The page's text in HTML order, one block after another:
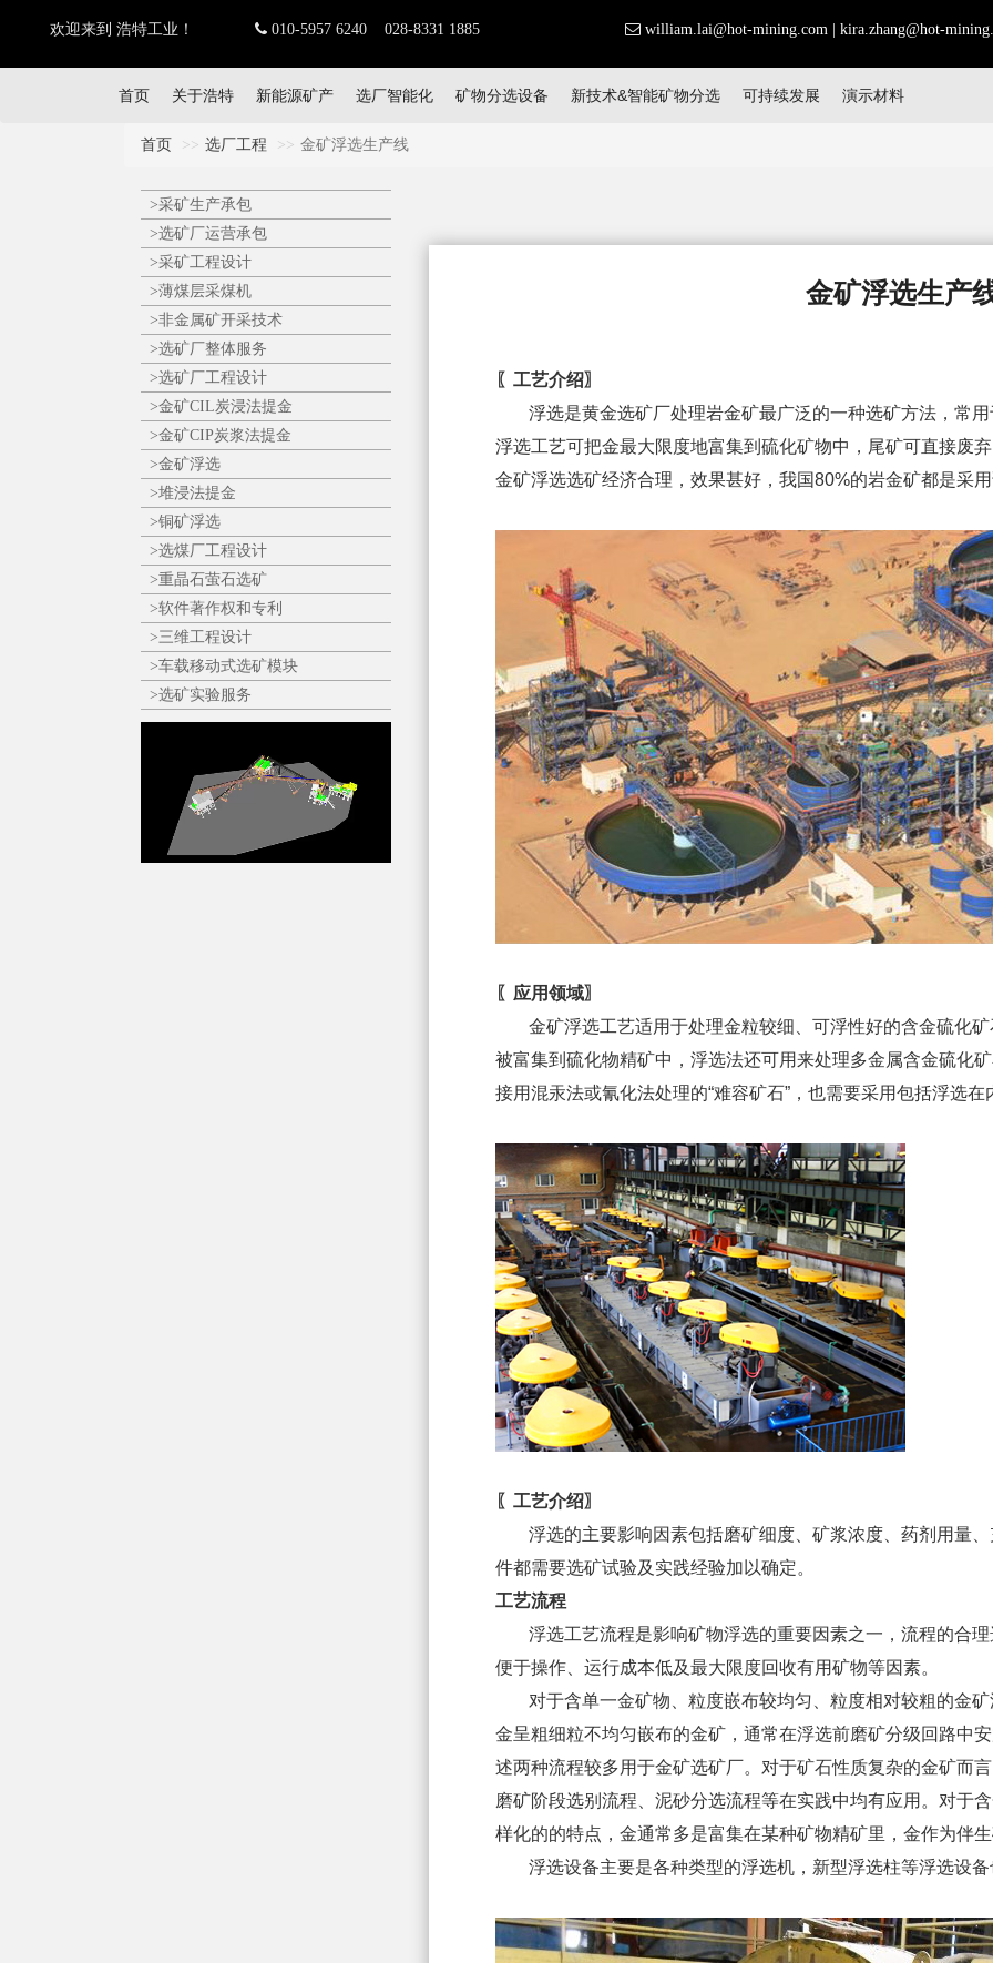
欢迎来到 浩特工业！ 010-5957 6240 028-8331 1885 william.lai@hot-mining.com| kira.zhang@hot-
首页 关于浩特 新能源矿产 选厂智能化 矿物分选设备 新技术&智能矿物分选 可持续发展 演示材料
首页 选厂工程 金矿浮选生产线
>采矿生产承包
>选矿厂运营承包
>采矿工程设计
>薄煤层采煤机
>非金属矿开采技术
>选矿厂整体服务
>选矿厂工程设计
>金矿CIL炭浸法提金
>金矿CIP炭浆法提金
>金矿浮选
>堆浸法提金
>铜矿浮选
>选煤厂工程设计
>重晶石萤石选矿
>软件著作权和专利
>三维工程设计
>车载移动式选矿模块
>选矿实验服务
金矿浮选生产
〖工艺介绍〗
浮选是黄金选矿厂处理岩金矿最广泛的一种选矿方法，常
浮选工艺可把金最大限度地富集到硫化矿物中，尾矿可直接废
金矿浮选选矿经济合理，效果甚好，我国80%的岩金矿都是采
〖应用领域〗
金矿浮选工艺适用于处理金粒较细、可浮性好的含金硫化
被富集到硫化物精矿中，浮选法还可用来处理多金属含金硫化
接用混汞法或氰化法处理的“难容矿石”，也需要采用包括浮选
〖工艺介绍〗
浮选的主要影响因素包括磨矿细度、矿浆浓度、药剂用量
件都需要选矿试验及实践经验加以确定。
工艺流程
浮选工艺流程是影响矿物浮选的重要因素之一，流程的合
便于操作、运行成本低及最大限度回收有用矿物等因素。
对于含单一金矿物、粒度嵌布较均匀、粒度相对较粗的金
金呈粗细粒不均匀嵌布的金矿，通常在浮选前磨矿分级回路中
述两种流程较多用于金矿选矿厂。对于矿石性质复杂的金矿而
磨矿阶段选别流程、泥砂分选流程等在实践中均有应用。对于
样化的的特点，金通常多是富集在某种矿物精矿里，金作为伴
浮选设备主要是各种类型的浮选机，新型浮选柱等浮选设